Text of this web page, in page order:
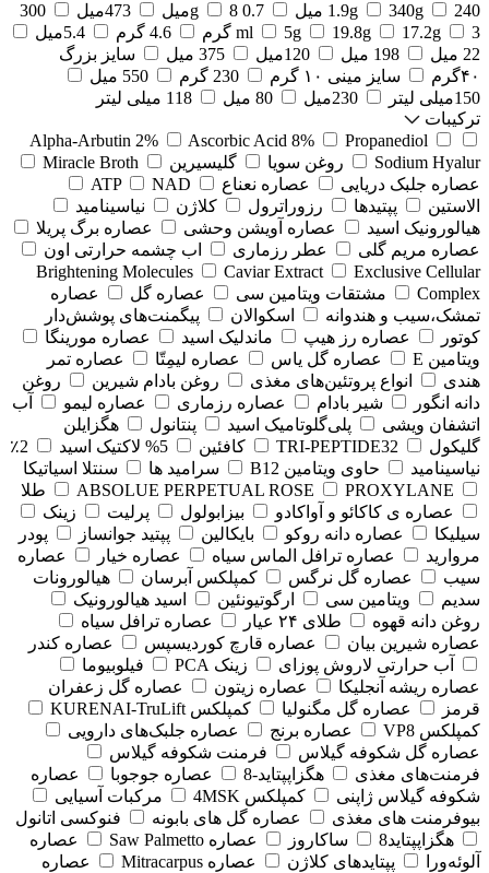
1.9g
340g 240 میل 0.7 g 8میل 473میل
300
ml
5g 19.8g 17.2g 3 گرم 4.6 گرم
5.4میل
22 میل
198 میل 120میل 375 میل
سایز بزرگ
۴۰گرم
سایز مینی ۱۰ گرم 230 گرم
550 میل
150میلی لیتر
230میل 80 میل
118 میلی لیتر
ترکیبات
Alpha-Arbutin 2%
Ascorbic Acid 8%
Propanediol
Sodium Hyalur
روغن سویا گلیسیرین
Miracle Broth
عصاره جلبک دریایی
عصاره نعناع ATP
NAD
الاستین
پپتیدها رزوراترول کلاژن
⁠نیاسینامید
هیالورونیک اسید
عصاره آویشن وحشی
عصاره برگ پریلا
عصاره مریم گلی
عطر رزماری
اب چشمه حرارتی اون
Brightening Molecules
Caviar Extract
Exclusive Cellular
Complex
مشتقات ویتامین سی عصاره گل
عصاره
تمشک،سیب و هندوانه
اسکوالان
پیگمنت‌های پوشش‌دار
کوتور
عصاره رز هیپ ماندلیک اسید
عصاره مورینگا
ویتامین E
عصاره گل یاس عصاره لیمِتّا
عصاره تمر
هندی
انواع پروتئین‌های مغذی روغن بادام شیرین
روغن
دانه انگور
شیر بادام عصاره رزماری عصاره لیمو
آب
اتشفان ویشی
پلی‌گلوتامیک اسید پنتانول
هگزایلن
گلیکول
TRI-PEPTIDE32 کافئین 5% لاکتیک اسید
2٪
نیاسینامید
حاوی ویتامین B12 سرامید ها
سنتلا اسیاتیکا
ABSOLUE PERPETUAL ROSE
PROXYLANE
طلا
عصاره ی کاکائو و آواکادو
بیزابولول پرلیت
زینک
سیلیکا
عصاره دانه روکو بایکالین پپتید جوانساز
پودر
مروارید
عصاره ترافل الماس سیاه عصاره خیار
عصاره
سیب
عصاره گل نرگس کمپلکس آبرسان
هیالورونات
سدیم
ویتامین سی ارگوتیونئین
اسید هیالورونیک
روغن دانه قهوه
طلای ۲۴ عیار
عصاره ترافل سیاه
عصاره شیرین بیان
عصاره قارچ کوردیسپس
عصاره کندر
آب حرارتی لاروش پوزای
زینک PCA
فیلوبیوما
عصاره ریشه آنجلیکا
عصاره زیتون
عصاره گل زعفران
قرمز
عصاره گل مگنولیا
کمپلکس KURENAI-TruLift
کمپلکس VP8
عصاره برنج
عصاره جلبک‌های دارویی
عصاره گل شکوفه گیلاس
فرمنت شکوفه گیلاس
فرمنت‌های مغذی
هگزاپپتاید-8 عصاره جوجوبا
عصاره
شکوفه گیلاس ژاپنی
کمپلکس 4MSK
مرکبات آسیایی
بیوفرمنت های مغذی
عصاره گل های بابونه
فنوکسی اتانول
هگزاپپتاید8
ساکاروز عصاره Saw Palmetto
عصاره
آلوئه‌ورا
پپتایدهای کلاژن عصاره Mitracarpus
عصاره